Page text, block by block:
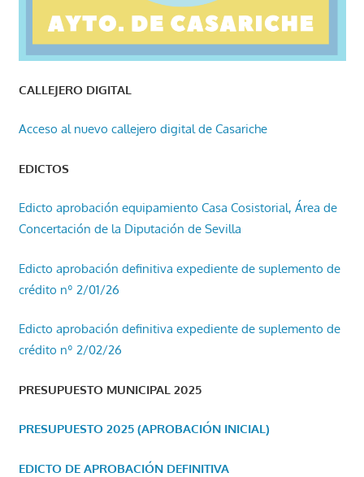
CALLEJERO DIGITAL
Acceso al nuevo callejero digital de Casariche
EDICTOS
Edicto aprobación equipamiento Casa Cosistorial, Área de
Concertación de la Diputación de Sevilla
Edicto aprobación definitiva expediente de suplemento de
crédito nº 2/01/26
Edicto aprobación definitiva expediente de suplemento de
crédito nº 2/02/26
PRESUPUESTO MUNICIPAL 2025
PRESUPUESTO 2025 (APROBACIÓN INICIAL)
EDICTO DE APROBACIÓN DEFINITIVA